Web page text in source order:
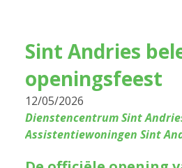
Sint Andries
openingsfeest
12/05/2026
Dienstencentrum Sint
Assistentiewoningen Sint